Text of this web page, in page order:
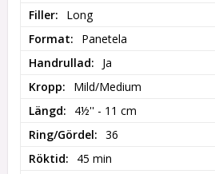
Filler
Long
Format
Panetela
Handrullad
Ja
Kropp
Mild/Medium
Längd
4½'' - 11 cm
Ring/Gördel
36
Röktid
45 min